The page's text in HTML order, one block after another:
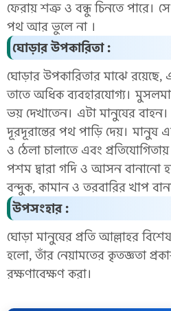
ফেরায় শত্রু ও বন্ধু চিনতে পারে।
পথ আর ভুলে না ।
ঘোড়ার উপকারিতা :
ঘোড়ার উপকারিতার মাঝে রয়েছে,
তাতে অধিক ব্যবহারযোগ্য।
ভয় দেখাতেন। এটা মানুষের
দূরদূরান্তের পথ পাড়ি দেয়। মানুষ
ও ঠেলা চালাতে এবং
পশম দ্বারা গদি ও আসন বানানো
বন্দুক, কামান ও তরবারির খাপ
উপসংহার :
ঘোড়া মানুষের প্রতি আল্লাহর
হলো, তাঁর নেয়ামতের কৃতজ্ঞতা
রক্ষণাবেক্ষণ করা।